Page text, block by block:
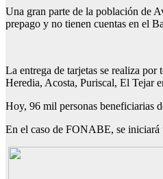
Una gran parte de la población de
prepago y no tienen cuentas en el
La entrega de tarjetas se realiza por
Heredia, Acosta, Puriscal, El Tejar
Hoy, 96 mil personas beneficiarias
En el caso de FONABE, se iniciará